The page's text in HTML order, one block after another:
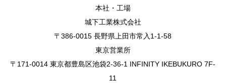
本社・工場
城下工業株式会社
〒386-0015 長野県上田市常入1-1-58
東京営業所
〒171-0014 東京都豊島区池袋2-36-1 INFINITY IKEBUKURO 7F-
11